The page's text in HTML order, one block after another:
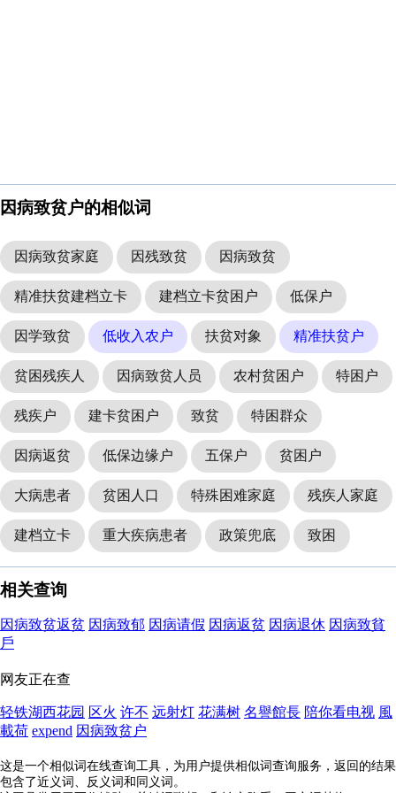
因病致贫户的相似词
因病致贫家庭 因残致贫 因病致贫
精准扶贫建档立卡 建档立卡贫困户 低保户
因学致贫 低收入农户 扶贫对象 精准扶贫户
贫困残疾人 因病致贫人员 农村贫困户 特困户
残疾户 建卡贫困户 致贫 特困群众
因病返贫 低保边缘户 五保户 贫困户
大病患者 贫困人口 特殊困难家庭 残疾人家庭
建档立卡 重大疾病患者 政策兜底 致困
相关查询
因病致贫返贫 因病致郁 因病请假 因病返贫 因病退休 因病致貧
戶
网友正在查
轻铁湖西花园 区火 许不 远射灯 花满树 名譽館長 陪你看电视 風
載荷 expend 因病致贫户
这是一个相似词在线查询工具，为用户提供相似词查询服务，返回的结果
包含了近义词、反义词和同义词。